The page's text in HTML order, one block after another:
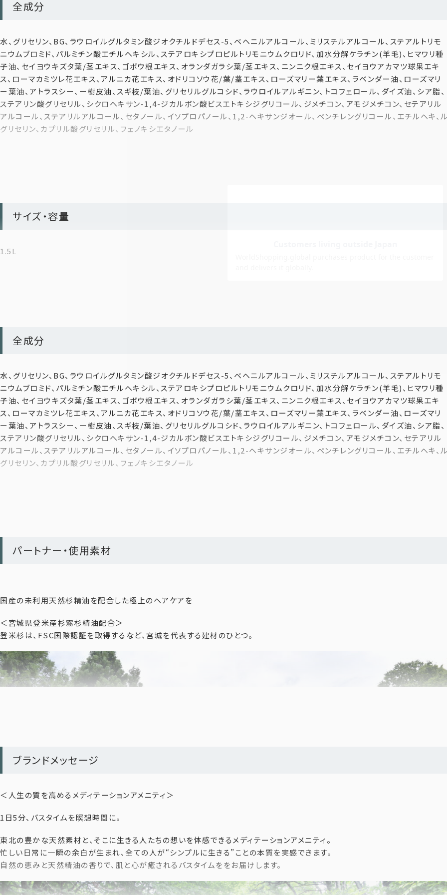
ヒマワリ種子油・ダイズ油・シア脂を配合。髪の乾燥やごわつきをやわらげ、まとまりのよいしなやかな仕上がりへ導きま
9種のボタニカル成分*⁴が指通り滑らかな質感をキープ
*1 ラウロイルメチルアラニンNa、ココイルメチルタウリンNa、コカミドプロピルベタイン（すべて洗浄剤）
*2 セラミドNP・セラミドAP・セラミドEOP （保湿成分）
*3 髪・爪・皮膚の主成分であるケラチンタンパク質を分解し、分子を小さくして浸透性を高めた美容・ヘアケア成分
*4 アルニカ花エキス、オランダガラシ葉/茎エキス、セイヨウアカマツ球果エキス、ローマカミツレ花エキス、オドリコソウ花/葉/茎
エキス、セイヨウキズタ葉/茎エキス、ローズマリー葉エキス、ゴボウ根エキス、ニンニク根エキス（すべて保湿・整肌成分）
*5 ヒマワリ種子油、ダイズ油、シアバター（全て保湿成分）
＜使用精油＞ローズマリー・ラベンダー ・ シダーウッド・ 杉（宮城県産）
【サロンクオリティのヘアケア処方】
● 3種の植物オイル² 配合
● ケラチン配合
ダメージを補修し、ハリ・コシ・まとまりのある髪へ導きます。
● サロンレベルのヘアケアをご自宅で実現
毎日のケアで、プロフェッショナル品質の仕上がりを。
毎月、300mLサイズの詰替え用パウチをご自宅へお届けします。
【定期便の特典】
✔ 初回特典
初回のみ300mLボトルをプレゼント（ご自身で詰替えをお願いいたします）
✔ 毎月5％OFF
✔ 送料無料
✔ 注文の手間いらず
毎月自動でお届け。スキップも可能です。
長くご利用いただくと、サプライズで素敵なプレゼントが！
頭皮ストレスと心を癒すウッディ系フレッシュハーブの香り
100％天然精油を贅沢にブレンド。
全成分
水、グリセリン、BG、ラウロイルグルタミン酸ジオクチルドデセス-5、ベヘニルアルコール、ミリスチルアルコール、ステアルトリモ
ニウムブロミド、パルミチン酸エチルヘキシル、ステアロキシプロピルトリモニウムクロリド、加水分解ケラチン(羊毛)、ヒマワリ種
子油、セイヨウキズタ葉/茎エキス、ゴボウ根エキス、オランダガラシ葉/茎エキス、ニンニク根エキス、セイヨウアカマツ球果エキ
ス、ローマカミツレ花エキス、アルニカ花エキス、オドリコソウ花/葉/茎エキス、ローズマリー葉エキス、ラベンダー油、ローズマリ
ー葉油、アトラスシー、ー樹皮油、スギ枝/葉油、グリセリルグルコシド、ラウロイルアルギニン、トコフェロール、ダイズ油、シア脂、
ステアリン酸グリセリル、シクロヘキサン-1,4-ジカルボン酸ビスエトキシジグリコール、ジメチコン、アモジメチコン、セテアリル
アルコール、ステアリルアルコール、セタノール、イソプロパノール、1,2-ヘキサンジオール、ペンチレングリコール、エチルヘキ、
グリセリン、カプリル酸グリセリル、フェノキシエタノール
サイズ・容量
1.5L
全成分
水、グリセリン、BG、ラウロイルグルタミン酸ジオクチルドデセス-5、ベヘニルアルコール、ミリスチルアルコール、ステアルトリモ
ニウムブロミド、パルミチン酸エチルヘキシル、ステアロキシプロピルトリモニウムクロリド、加水分解ケラチン(羊毛)、ヒマワリ種
子油、セイヨウキズタ葉/茎エキス、ゴボウ根エキス、オランダガラシ葉/茎エキス、ニンニク根エキス、セイヨウアカマツ球果エキ
ス、ローマカミツレ花エキス、アルニカ花エキス、オドリコソウ花/葉/茎エキス、ローズマリー葉エキス、ラベンダー油、ローズマリ
ー葉油、アトラスシー、ー樹皮油、スギ枝/葉油、グリセリルグルコシド、ラウロイルアルギニン、トコフェロール、ダイズ油、シア脂、
ステアリン酸グリセリル、シクロヘキサン-1,4-ジカルボン酸ビスエトキシジグリコール、ジメチコン、アモジメチコン、セテアリル
アルコール、ステアリルアルコール、セタノール、イソプロパノール、1,2-ヘキサンジオール、ペンチレングリコール、エチルヘキ、
グリセリン、カプリル酸グリセリル、フェノキシエタノール
パートナー・使用素材
国産の未利用天然杉精油を配合した極上のヘアケアを
＜宮城県登米産杉霧杉精油配合＞
登米杉は、FSC国際認証を取得するなど、宮城を代表する建材のひとつ。
ブランドメッセージ
＜人生の質を高めるメディテーションアメニティ＞
1日5分、バスタイムを瞑想時間に。
東北の豊かな天然素材と、そこに生きる人たちの想いを体感できるメディテーションアメニティ。
忙しい日常に一瞬の余白が生まれ、全ての人が“シンプルに生きる”ことの本質を実感できます。
自然の恵みと天然精油の香りで、肌と心が癒されるバスタイムををお届けします。